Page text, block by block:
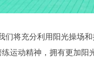
们将充分利用阳光操场
运动精神，拥有更加阳